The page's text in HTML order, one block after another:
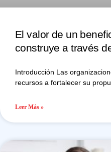
El valor de un
construye a través
Introducción Las
recursos a fortalecer su
Leer Más »